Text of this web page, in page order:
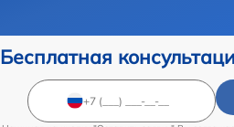
Бесплатная